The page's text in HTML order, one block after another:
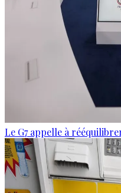
Le G7 appelle à